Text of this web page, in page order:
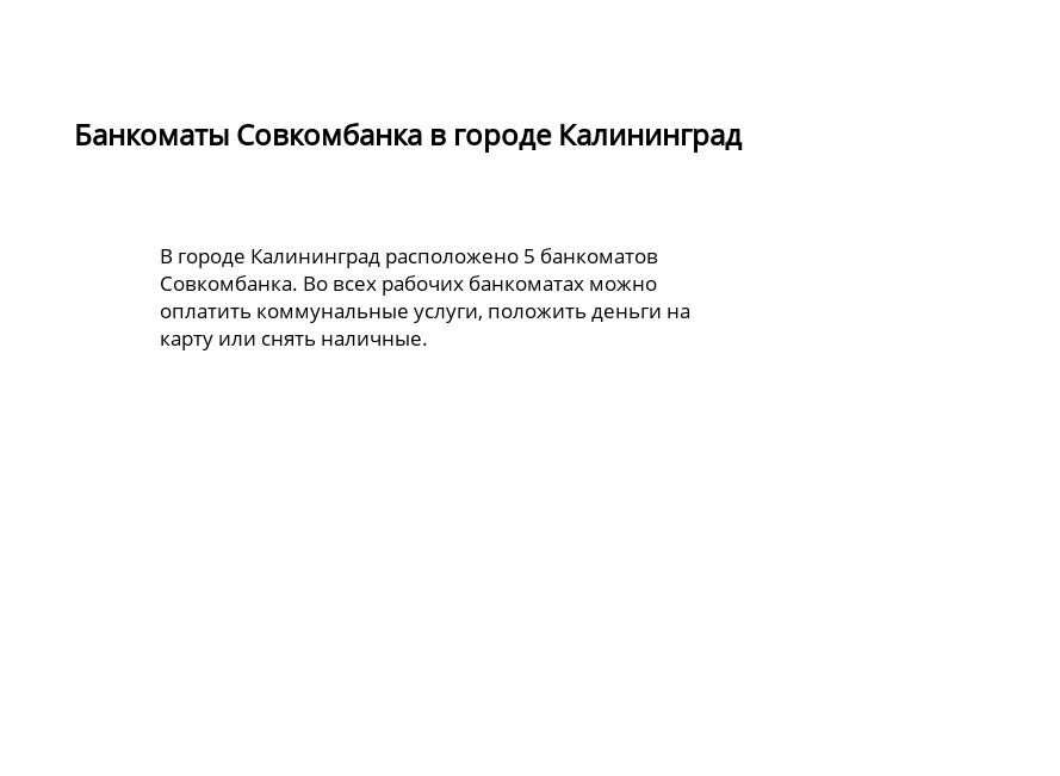
Банкоматы Совкомбанка в городе Калининград
В городе Калининград расположено 5 банкоматов
Совкомбанка. Во всех рабочих банкоматах можно
оплатить коммунальные услуги, положить деньги на
карту или снять наличные.